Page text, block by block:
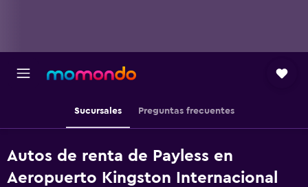
Sucursales Preguntas frecuentes
Autos de renta de Payless en
Aeropuerto Kingston Internacional